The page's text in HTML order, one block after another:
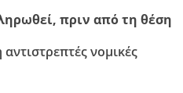
πριν από τη θέση
νομικές